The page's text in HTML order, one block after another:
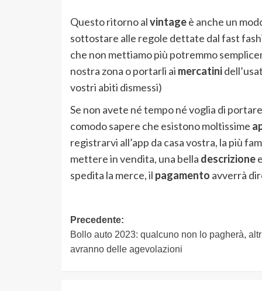
Questo ritorno alvintageè anche un
sottostare alle regole dettate dal fast
che non mettiamo più potremmo
nostra zona o portarli ai mercatini
vostri abiti dismessi)
Se non avete né tempo né voglia di
comodo sapere che esistono moltissime
registrarvi all’app da casa vostra, la più
mettere in vendita, una bella descrizione
spedita la merce, il pagamento avverrà
Navigazione
articolo
Precedente:
Bollo auto 2023: qualcuno non lo pagherà,
avranno delle agevolazioni